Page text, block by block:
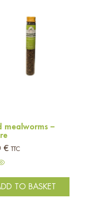
mealworms –
€ TTC
TO BASKET